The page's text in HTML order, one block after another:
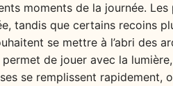
moments de la journée.
tandis que certains recoins
se mettre à l’abri des
de jouer avec la
se remplissent rapidement,